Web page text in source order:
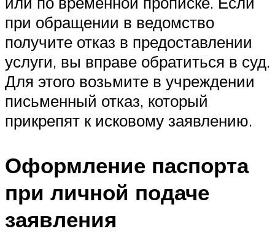
при обращении в ведомство
получите отказ в предоставлении
услуги, вы вправе обратиться в суд.
Для этого возьмите в учреждении
письменный отказ, который
прикрепят к исковому заявлению.
Оформление паспорта
при личной подаче
заявления